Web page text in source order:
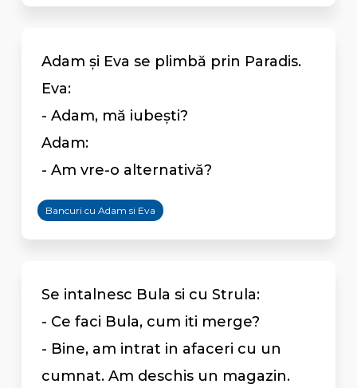
Adam şi Eva se plimbă prin Paradis.
Eva:
- Adam, mă iubeşti?
Adam:
- Am vre-o alternativă?
Bancuri cu Adam si Eva
Se intalnesc Bula si cu Strula:
- Ce faci Bula, cum iti merge?
- Bine, am intrat in afaceri cu un
cumnat. Am deschis un magazin.